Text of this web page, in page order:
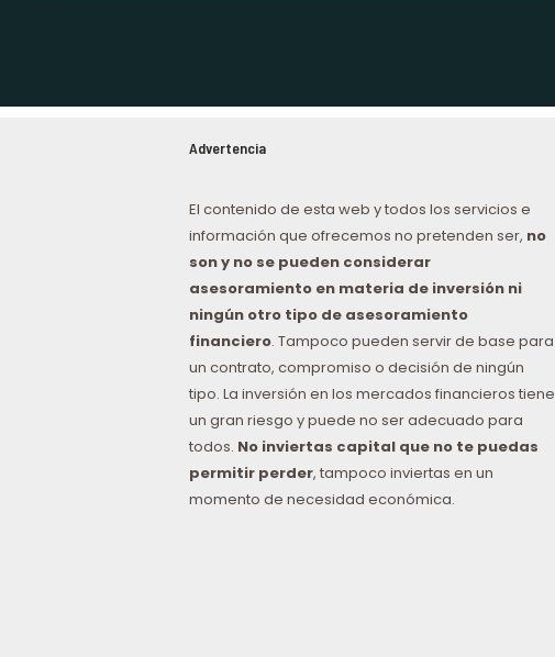
Advertencia
El contenido de esta web y todos los servicios e
información que ofrecemos no pretenden ser, no
son y no se pueden considerar
asesoramiento en materia de inversión ni
ningún otro tipo de asesoramiento
financiero. Tampoco pueden servir de base para
un contrato, compromiso o decisión de ningún
tipo. La inversión en los mercados financieros tiene
un gran riesgo y puede no ser adecuado para
todos. No inviertas capital que no te puedas
permitir perder, tampoco inviertas en un
momento de necesidad económica.